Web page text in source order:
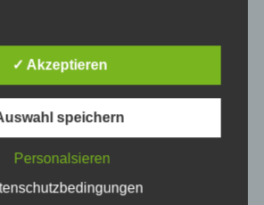
Kauflink.>LINK<
eine natürliche oder juristische
Einrichtung oder andere
Daten
werden, unabhängig davon, ob es
die im Rahmen eines
Untersuchungsauftrags nach dem
oder dem Recht der
Daten erhalten, gelten
✓ Akzeptieren
speichern
Personalsieren